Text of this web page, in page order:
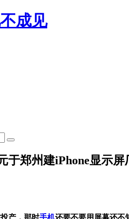
于郑州建iPhone显示屏
产，那时手机还要不要用屏幕还不